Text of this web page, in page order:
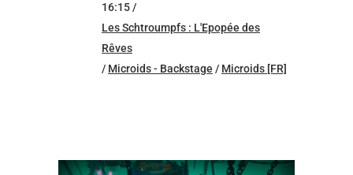
16:15 /
Les Schtroumpfs : L'Epopée des
Rêves
/ Microids - Backstage / Microids [FR]